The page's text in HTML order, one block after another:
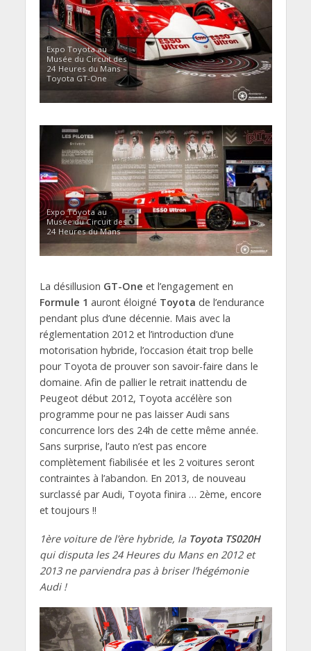
Expo Toyota au
Musée du Circuit des
24 Heures du Mans –
Toyota GT-One
Expo Toyota au
Musée du Circuit des
24 Heures du Mans
La désillusion GT-One et l’engagement en
Formule 1 auront éloigné Toyota de l’endurance
pendant plus d’une décennie. Mais avec la
réglementation 2012 et l’introduction d’une
motorisation hybride, l’occasion était trop belle
pour Toyota de prouver son savoir-faire dans le
domaine. Afin de pallier le retrait inattendu de
Peugeot début 2012, Toyota accélère son
programme pour ne pas laisser Audi sans
concurrence lors des 24h de cette même année.
Sans surprise, l’auto n’est pas encore
complètement fiabilisée et les 2 voitures seront
contraintes à l’abandon. En 2013, de nouveau
surclassé par Audi, Toyota finira … 2ème, encore
et toujours !!
1ère voiture de l’ère hybride, la Toyota TS020H
qui disputa les 24 Heures du Mans en 2012 et
2013 ne parviendra pas à briser l’hégémonie
Audi !